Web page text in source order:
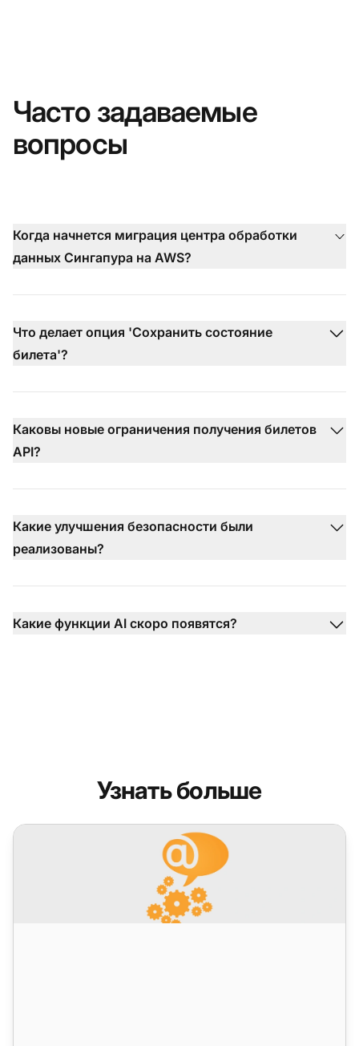
Часто задаваемые
вопросы
Когда начнется миграция центра обработки
данных Сингапура на AWS?
Что делает опция 'Сохранить состояние
билета'?
Каковы новые ограничения получения билетов
API?
Какие улучшения безопасности были
реализованы?
Какие функции AI скоро появятся?
Узнать больше
Ежемесячные обновления LiveAgent: сентябрьское